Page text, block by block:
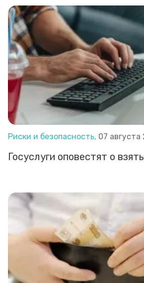
Риски и безопасность, 07 августа
Госуслуги оповестят о